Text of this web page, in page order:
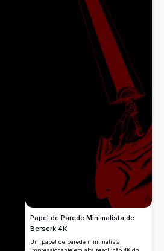
dourados, capturando um momento tenso
e divertido com o infame monstro baú do
Papel de Parede Minimalista de
Berserk 4K
Um papel de parede minimalista